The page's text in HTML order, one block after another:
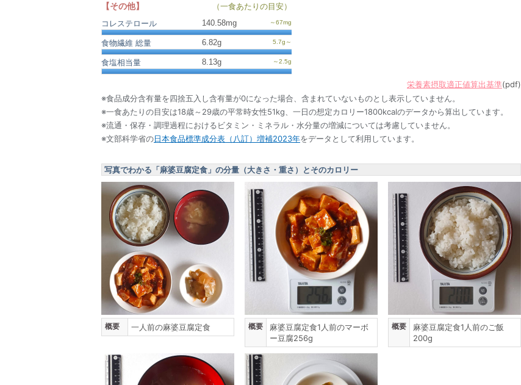
【その他】
（一食あたりの目安）
コレステロール
140.58mg
食物繊維 総量 6.82g
食塩相当量 8.13g
栄養素摂取適正値算出基準(pdf)
※食品成分含有量を四捨五入し含有量が0になった場合、含まれていないものとし表示していません。
※一食あたりの目安は18歳～29歳の平常時女性51kg、一日の想定カロリー1800kcalのデータから算出しています。
※流通・保存・調理過程におけるビタミン・ミネラル・水分量の増減については考慮していません。
※文部科学省の日本食品標準成分表（八訂）増補2023年をデータとして利用しています。
写真でわかる「麻婆豆腐定食」の分量（大きさ・重さ）とそのカロリー
概要 一人前の麻婆豆腐定食 概要
麻婆豆腐定食1人前のマーボ
ー豆腐256g
概要
麻婆豆腐定食1人前のご飯
200g